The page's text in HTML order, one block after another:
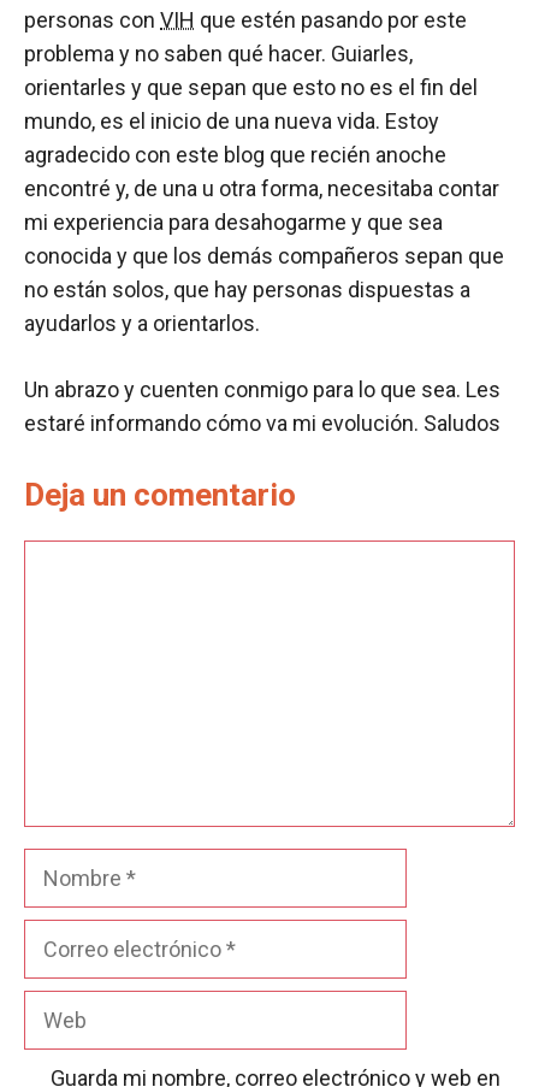
personas con VIH que estén pasando por este
problema y no saben qué hacer. Guiarles,
orientarles y que sepan que esto no es el fin del
mundo, es el inicio de una nueva vida. Estoy
agradecido con este blog que recién anoche
encontré y, de una u otra forma, necesitaba contar
mi experiencia para desahogarme y que sea
conocida y que los demás compañeros sepan que
no están solos, que hay personas dispuestas a
ayudarlos y a orientarlos.
Un abrazo y cuenten conmigo para lo que sea. Les
estaré informando cómo va mi evolución. Saludos
Deja un comentario
Nombre
Guarda mi nombre, correo electrónico y web en